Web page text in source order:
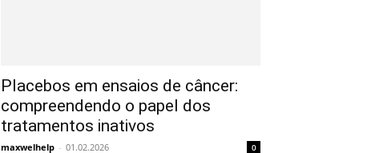
Placebos em ensaios de câncer:
compreendendo o papel dos
tratamentos inativos
maxwelhelp - 01.02.2026 0